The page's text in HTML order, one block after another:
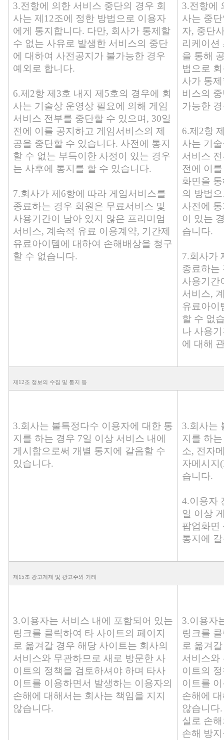
3.전항에 의한 서비스 중단의 경우 회
사는 제12조에 정한 방법으로 이용자
에게 통지합니다. 다만, 회사가 통제할
수 없는 사유로 발생한 서비스의 중단
에 대하여 사전공지가 불가능한 경우
예외로 합니다.
6.제2항 제3호 내지 제5호의 경우에 회
사는 기술상 운영상 필요에 의해 게임
서비스 전부를 중단할 수 있으며, 30일
전에 이를 공지하고 게임서비스의 제
공을 중단할 수 있습니다. 사전에 통지
할 수 없는 부득이한 사정이 있는 경우
는 사후에 통지를 할 수 있습니다.
7.회사가 제6항에 따라 게임서비스를
종료하는 경우 회원은 무료서비스 및
사용기간이 남아 있지 않은 프리미엄
서비스, 계속적 유료 이용계약, 기간제
유료아이템에 대하여 손해배상을 청구
할 수 없습니다.
3.전항에
사는 중
자, 중단
리케이션
을 통해
법으로
사가 통
비스의
가능한
6.제2항
사는 기
서비스
전에 이
화면을
의 방법
사전에
이 있는
습니다.
7.회사가
종료하는
사용기간
서비스,
유료아이
할 수 없
나 사용
에 대해
제12조 정보의 수집 및 통지 등
3.회사는 불특정다수 이용자에 대한 통
지를 하는 경우 7일 이상 서비스 내에
게시함으로써 개별 통지에 갈음할 수
있습니다.
3.회사는
지를 하
소, 전자
자메시지
습니다.
4.이용자
일 이상
팝업화면
통지에
제15조 광고게제 및 광고주와 거래
3.이용자는 서비스 내에 포함되어 있는
링크를 클릭하여 타 사이트의 페이지
로 옮겨갈 경우 해당 사이트는 회사의
서비스와 무관하므로 새로 방문한 사
이트의 정책을 검토하셔야 하며 타사
이트를 이용하면서 발생하는 이용자의
손해에 대해서는 회사는 책임을 지지
않습니다.
3.이용자
링크를
로 옮겨
서비스와
이트의
이트를
손해에
않습니다
실로 손
손해 방